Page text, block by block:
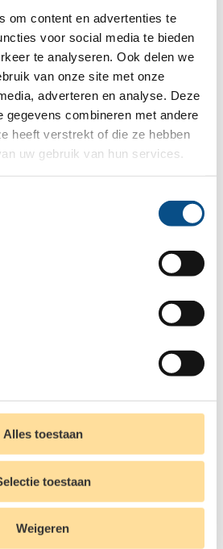
om content en advertenties te
voor social media te bieden
te analyseren. Ook delen we
van onze site met onze
adverteren en analyse. Deze
gegevens combineren met andere
heeft verstrekt of die ze hebben
uw gebruik van hun services.
Alles toestaan
toestaan
Weigeren
je mee
wij